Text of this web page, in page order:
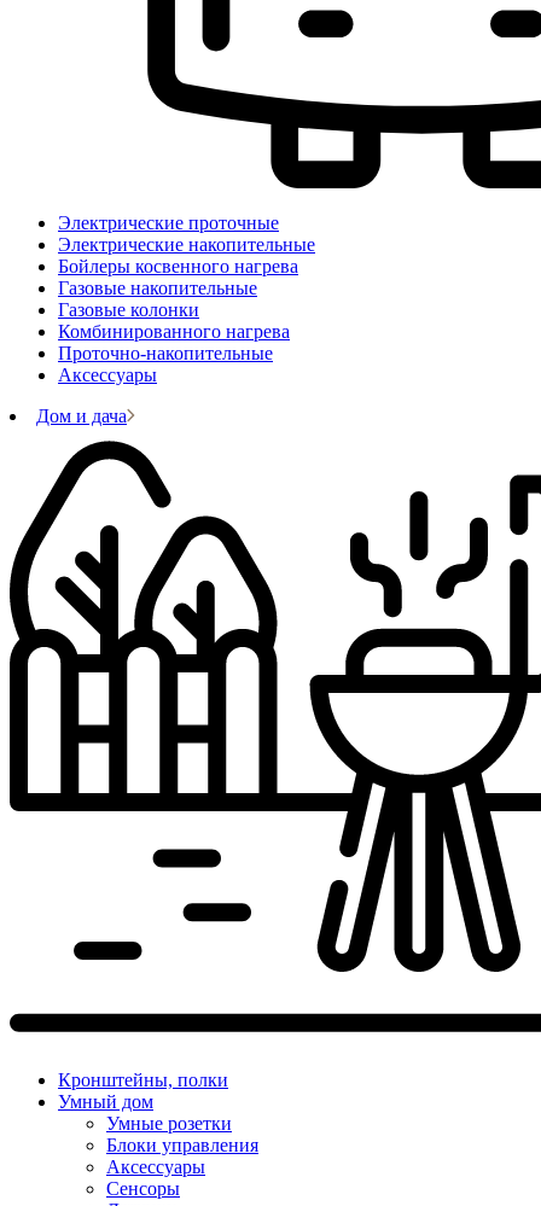
Электрические проточные
Электрические накопительные
Бойлеры косвенного нагрева
Газовые накопительные
Газовые колонки
Комбинированного нагрева
Проточно-накопительные
Аксессуары
Дом и дача
Кронштейны, полки
Умный дом
Умные розетки
Блоки управления
Аксессуары
Сенсоры